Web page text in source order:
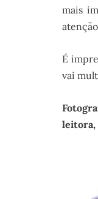
mais
É
vai
leitora,